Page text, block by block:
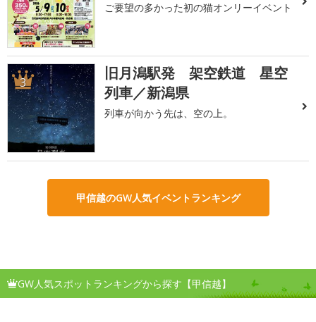
ご要望の多かった初の猫オンリーイベント
3
旧月潟駅発 架空鉄道 星空
列車／新潟県
列車が向かう先は、空の上。
甲信越のGW人気イベントランキング
GW人気スポットランキングから探す【甲信越】